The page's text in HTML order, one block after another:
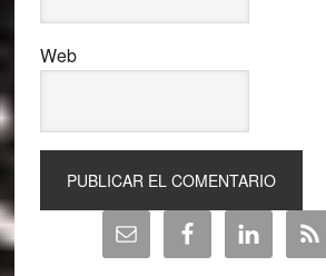
Web
Barra
lateral